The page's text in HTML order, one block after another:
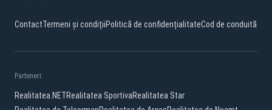
ContactTermeni și condițiiPolitică de confidențialitateCod de conduită
Parteneri:
Realitatea.NETRealitatea SportivaRealitatea Star